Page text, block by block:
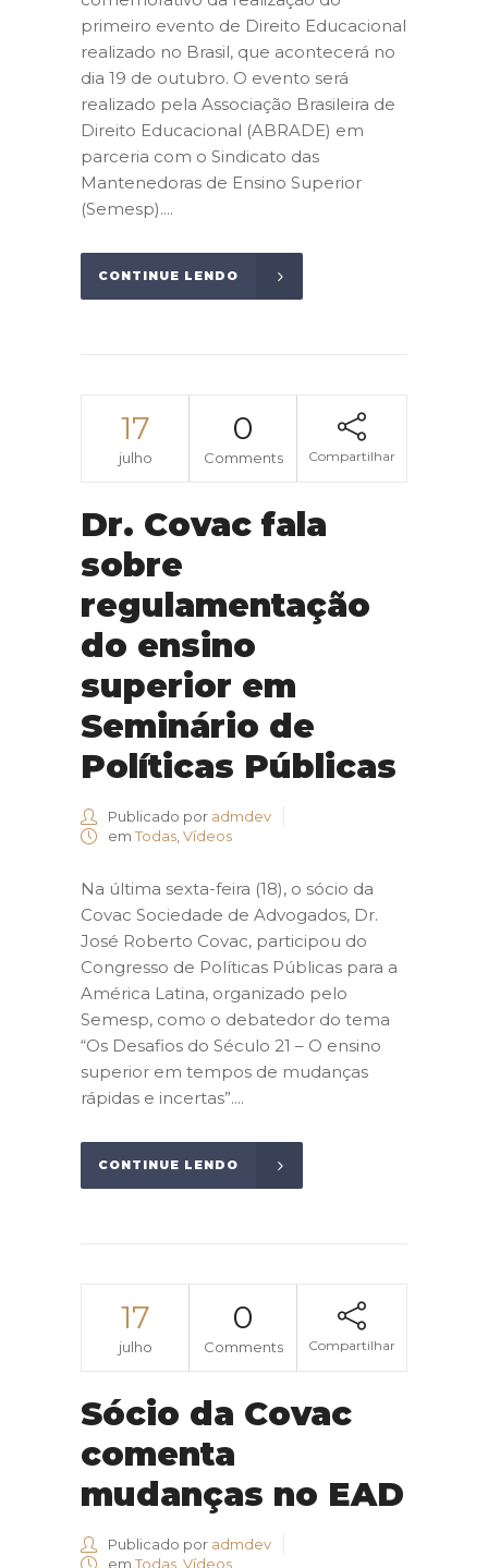
primeiro evento de Direito Educacional
realizado no Brasil, que acontecerá no
dia 19 de outubro. O evento será
realizado pela Associação Brasileira de
Direito Educacional (ABRADE) em
parceria com o Sindicato das
Mantenedoras de Ensino Superior
(Semesp)....
CONTINUE LENDO
17
julho
0
Comments Compartilhar
Dr. Covac fala
sobre
regulamentação
do ensino
superior em
Seminário de
Políticas Públicas
Publicado por admdev
em Todas,Vídeos
Na última sexta-feira (18), o sócio da
Covac Sociedade de Advogados, Dr.
José Roberto Covac, participou do
Congresso de Políticas Públicas para a
América Latina, organizado pelo
Semesp, como o debatedor do tema
“Os Desafios do Século 21 – O ensino
superior em tempos de mudanças
rápidas e incertas”....
CONTINUE LENDO
17
julho
0
Comments Compartilhar
Sócio da Covac
comenta
mudanças no EAD
Publicado por admdev
em Todas,Vídeos